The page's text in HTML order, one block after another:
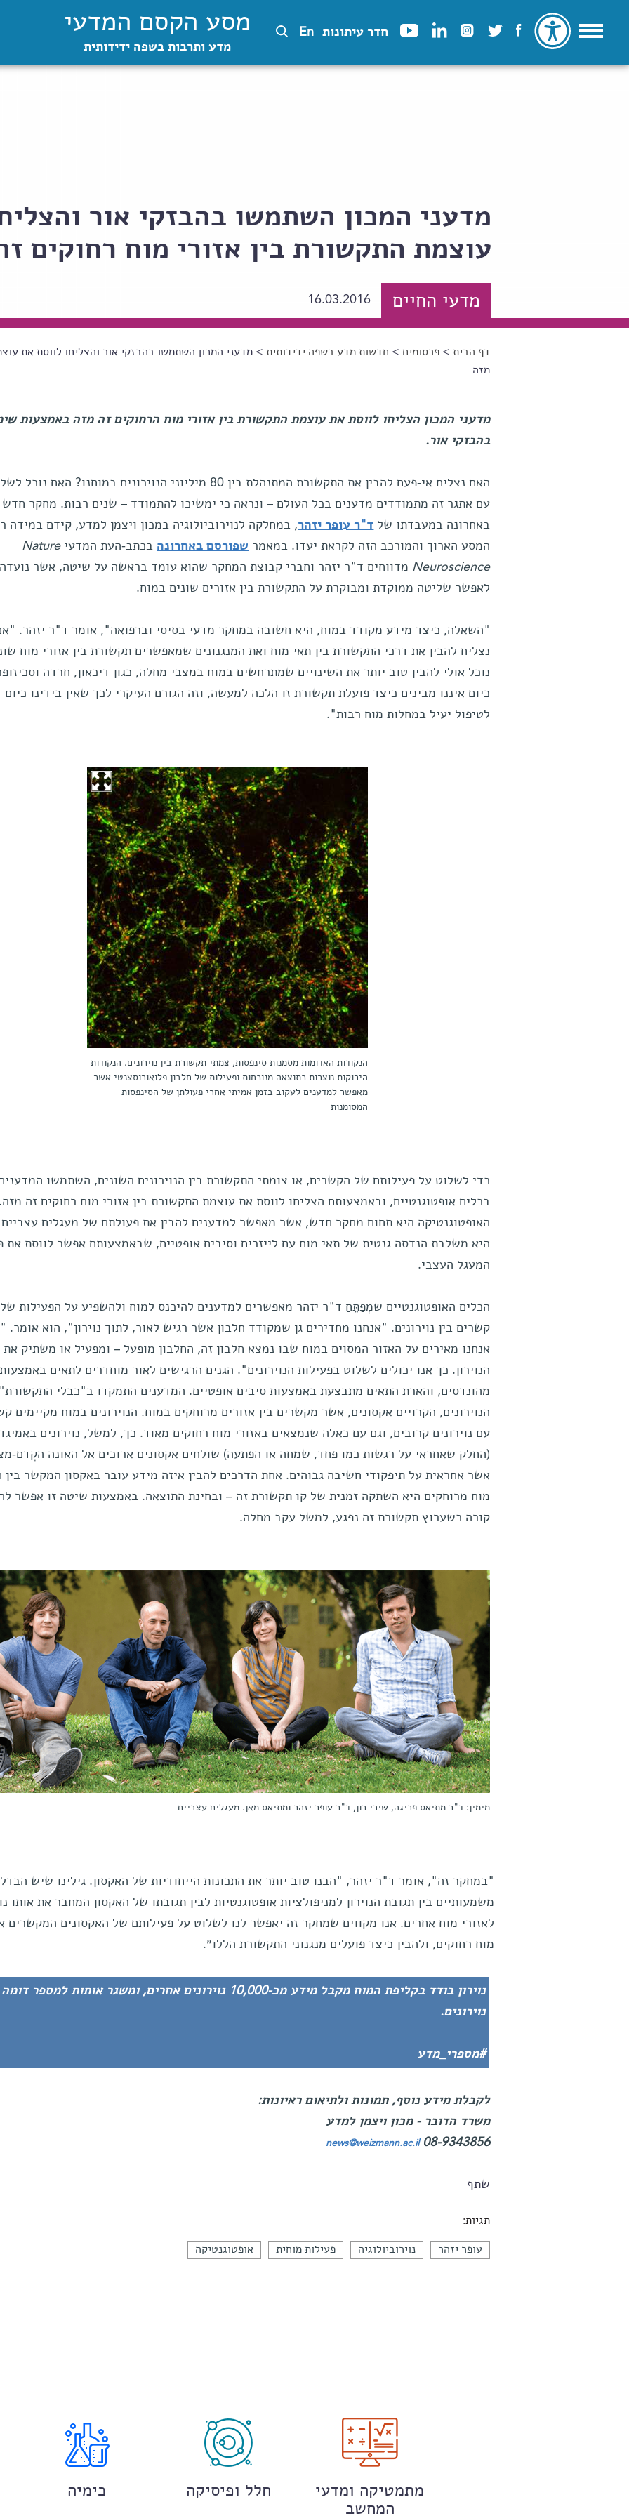
חדר עיתונות En מסע הקסם המדעי
מדע ותרבות בשפה ידידותית
מדעני המכון השתמשו בהבזקי אור
עוצמת התקשורת בין אזורי מוח רחוקים
מדעי החיים 16.03.2016
הינך נמצא כאן
דף הבית >פרסומים > חדשות מדע בשפה ידידותית > מדעני המכון השתמשו בהבזקי אור והצליחו לווסת את
מזה
מדעני המכון הצליחו לווסת את עוצמת התקשורת בין אזורי מוח הרחוקים זה מזה באמצעות
בהבזקי אור.
האם נצליח אי-פעם להבין את התקשורת המתנהלת בין 80 מיליוני הנוירונים במוחנו?
עם אתגר זה מתמודדים מדענים בכל העולם – ונראה כי ימשיכו להתמודד – שנים רבות. מחקר
באחרונה במעבדתו של ד"ר עופר יזהר, במחלקה לנוירוביולוגיה במכון ויצמן למדע, קידם במידה
המסע הארוך והמורכב הזה לקראת יעדו. במאמר שפורסם באחרונה בכתב-העת המדעיNature
Neuroscience מדווחים ד"ר יזהר וחברי קבוצת המחקר שהוא עומד בראשה על שיטה, אשר נועדה
לאפשר שליטה ממוקדת ומבוקרת על התקשורת בין אזורים שונים במוח.
"השאלה, כיצד מידע מקודד במוח, היא חשובה במחקר מדעי בסיסי וברפואה", אומר ד"ר יזהר.
נצליח להבין את דרכי התקשורת בין תאי מוח ואת המנגנונים שמאפשרים תקשורת בין אזורי מוח
נוכל אולי להבין טוב יותר את השינויים שמתרחשים במוח במצבי מחלה, כגון דיכאון, חרדה
כיום איננו מבינים כיצד פועלת תקשורת זו הלכה למעשה, וזה הגורם העיקרי לכך שאין בידינו כיום
לטיפול יעיל במחלות מוח רבות".
הנקודות האדומות מסמנות סינפסות, צמתי תקשורת בין נוירונים. הנקודות
הירוקות נוצרות כתוצאה מנוכחות ופעילות של חלבון פלואורוסצנטי אשר
מאפשר למדענים לעקוב בזמן אמיתי אחרי פעולתן של הסינפסות
המסומנות
כדי לשלוט על פעילותם של הקשרים, או צומתי התקשורת בין הנוירונים השונים, השתמשו
בכלים אופטוגנטיים, ובאמצעותם הצליחו לווסת את עוצמת התקשורת בין אזורי מוח רחוקים זה
האופטוגנטיקה היא תחום מחקר חדש, אשר מאפשר למדענים להבין את פעולתם של מעגלים
היא משלבת הנדסה גנטית של תאי מוח עם לייזרים וסיבים אופטיים, שבאמצעותם אפשר לווסת את
המעגל העצבי.
הכלים האופטוגנטיים שמְפַתֵּחַ ד"ר יזהר מאפשרים למדענים להיכנס למוח ולהשפיע על הפעילות של
קשרים בין נוירונים. "אנחנו מחדירים גן שמקודד חלבון אשר רגיש לאור, לתוך נוירון", הוא אומר.
אנחנו מאירים על האזור המסוים במוח שבו נמצא חלבון זה, החלבון מופעל – ומפעיל או משתיק את
הנוירון. כך אנו יכולים לשלוט בפעילות הנוירונים". הגנים הרגישים לאור מוחדרים לתאים באמצעות
מהונדסים, והארת התאים מתבצעת באמצעות סיבים אופטיים. המדענים התמקדו ב"כבלי
הנוירונים, הקרויים אקסונים, אשר מקשרים בין אזורים מרוחקים במוח. הנוירונים במוח מקיימים
עם נוירונים קרובים, וגם עם כאלה שנמצאים באזורי מוח רחוקים מאוד. כך, למשל, נוירונים
(החלק שאחראי על רגשות כמו פחד, שמחה או הפתעה) שולחים אקסונים ארוכים אל האונה הקְדַם-
אשר אחראית על תיפקודי חשיבה גבוהים. אחת הדרכים להבין איזה מידע עובר באקסון המקשר בין
מוח מרוחקים היא השתקה זמנית של קו תקשורת זה – ובחינת התוצאה. באמצעות שיטה זו אפשר
קורה כשערוץ תקשורת זה נפגע, למשל עקב מחלה.
מימין: ד"ר מתיאס פריגה, שירי רון, ד"ר עופר יזהר ומתיאס מאן. מעגלים עצביים
"במחקר זה", אומר ד"ר יזהר, "הבנו טוב יותר את התכונות הייחודיות של האקסון. גילינו שיש
משמעותיים בין תגובת הנוירון למניפולציות אופטוגנטיות לבין תגובתו של האקסון המחבר את אותו
לאזורי מוח אחרים. אנו מקווים שמחקר זה יאפשר לנו לשלוט על פעילותם של האקסונים המקשרים
מוח רחוקים, ולהבין כיצד פועלים מנגנוני התקשורת הללו״.­­
נוירון בודד בקליפת המוח מקבל מידע מכ-10,000 נוירונים אחרים, ומשגר אותות למספר
נוירונים.
#מספרי_מדע
לקבלת מידע נוסף, תמונות ולתיאום ראיונות:
משרד הדובר - מכון ויצמן למדע
08-9343856
news@weizmann.ac.il
שתף
תגיות:
עופר יזהר נוירוביולוגיה פעילות מוחית אופטוגנטיקה
מתמטיקה ומדעי
המחשב
חלל ופיסיקה כימיה